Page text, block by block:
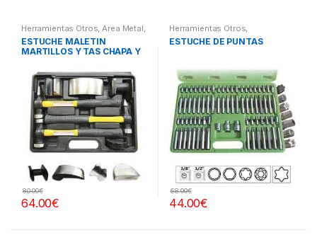
Herramientas Otros,Area Metal,
Roscas, Herramientas
Pintura,Maletines Herramientas,
Extractores, Compresímetros,
ESTUCHE MALETIN
MARTILLOS Y TAS CHAPA Y
64.00€
80.00€
Herramientas Otros,
Herramientas De Mano ,
Herramientas De Mano,
otros
ESTUCHE DE PUNTAS
44.00€
68.00€